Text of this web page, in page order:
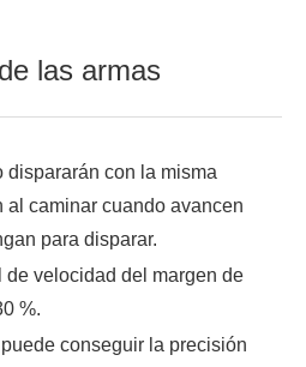
las armas
dispararán con la misma
al caminar cuando avancen
para disparar.
de velocidad del margen de
%.
conseguir la precisión